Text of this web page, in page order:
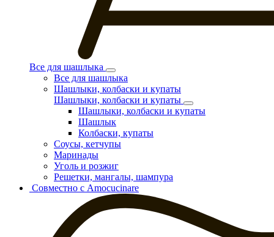
Все для шашлыка
Все для шашлыка
Шашлыки, колбаски и купаты
Шашлыки, колбаски и купаты
Шашлыки, колбаски и купаты
Шашлык
Колбаски, купаты
Соусы, кетчупы
Маринады
Уголь и розжиг
Решетки, мангалы, шампура
Совместно с Amocucinare